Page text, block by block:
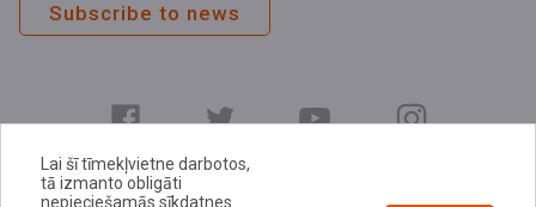
Subscribe to news
Lai šī tīmekļvietne darbotos,
tā izmanto obligāti
nepieciešamās sīkdatnes.